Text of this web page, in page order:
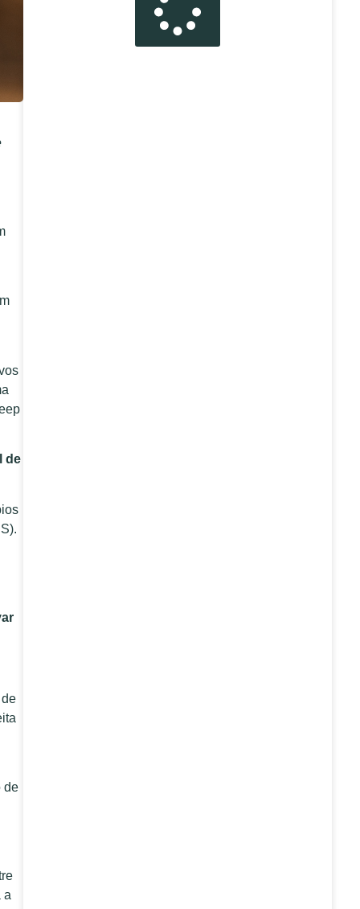
de
de
a